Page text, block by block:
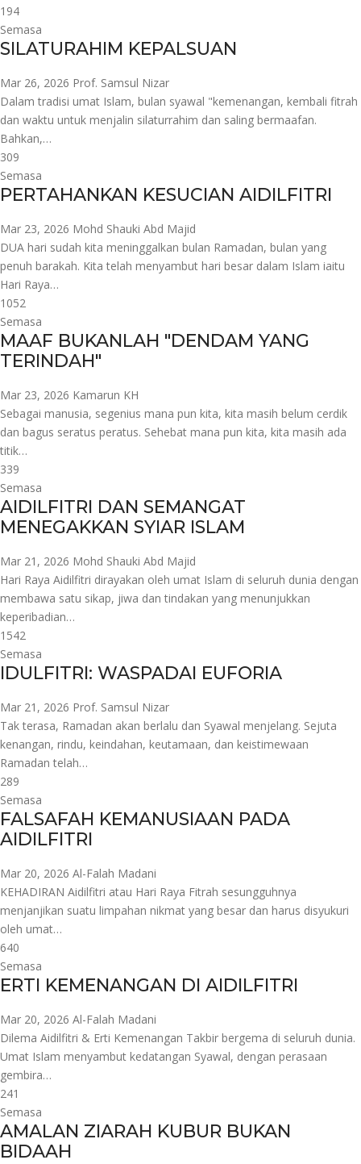
194
Semasa
SILATURAHIM KEPALSUAN
Mar 26, 2026 Prof. Samsul Nizar
Dalam tradisi umat Islam, bulan syawal "kemenangan, kembali fitrah
dan waktu untuk menjalin silaturrahim dan saling bermaafan.
Bahkan,…
309
Semasa
PERTAHANKAN KESUCIAN AIDILFITRI
Mar 23, 2026 Mohd Shauki Abd Majid
DUA hari sudah kita meninggalkan bulan Ramadan, bulan yang
penuh barakah. Kita telah menyambut hari besar dalam Islam iaitu
Hari Raya…
1052
Semasa
MAAF BUKANLAH "DENDAM YANG
TERINDAH"
Mar 23, 2026 Kamarun KH
Sebagai manusia, segenius mana pun kita, kita masih belum cerdik
dan bagus seratus peratus. Sehebat mana pun kita, kita masih ada
titik…
339
Semasa
AIDILFITRI DAN SEMANGAT
MENEGAKKAN SYIAR ISLAM
Mar 21, 2026 Mohd Shauki Abd Majid
Hari Raya Aidilfitri dirayakan oleh umat Islam di seluruh dunia dengan
membawa satu sikap, jiwa dan tindakan yang menunjukkan
keperibadian…
1542
Semasa
IDULFITRI: WASPADAI EUFORIA
Mar 21, 2026 Prof. Samsul Nizar
Tak terasa, Ramadan akan berlalu dan Syawal menjelang. Sejuta
kenangan, rindu, keindahan, keutamaan, dan keistimewaan
Ramadan telah…
289
Semasa
FALSAFAH KEMANUSIAAN PADA
AIDILFITRI
Mar 20, 2026 Al-Falah Madani
KEHADIRAN Aidilfitri atau Hari Raya Fitrah sesungguhnya
menjanjikan suatu limpahan nikmat yang besar dan harus disyukuri
oleh umat…
640
Semasa
ERTI KEMENANGAN DI AIDILFITRI
Mar 20, 2026 Al-Falah Madani
Dilema Aidilfitri & Erti Kemenangan Takbir bergema di seluruh dunia.
Umat Islam menyambut kedatangan Syawal, dengan perasaan
gembira…
241
Semasa
AMALAN ZIARAH KUBUR BUKAN
BIDAAH